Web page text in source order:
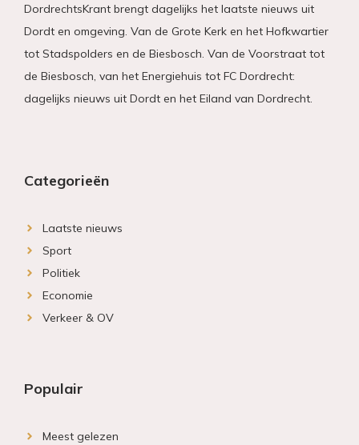
DordrechtsKrant brengt dagelijks het laatste nieuws uit
Dordt en omgeving. Van de Grote Kerk en het Hofkwartier
tot Stadspolders en de Biesbosch. Van de Voorstraat tot
de Biesbosch, van het Energiehuis tot FC Dordrecht:
dagelijks nieuws uit Dordt en het Eiland van Dordrecht.
Categorieën
Laatste nieuws
Sport
Politiek
Economie
Verkeer & OV
Populair
Meest gelezen